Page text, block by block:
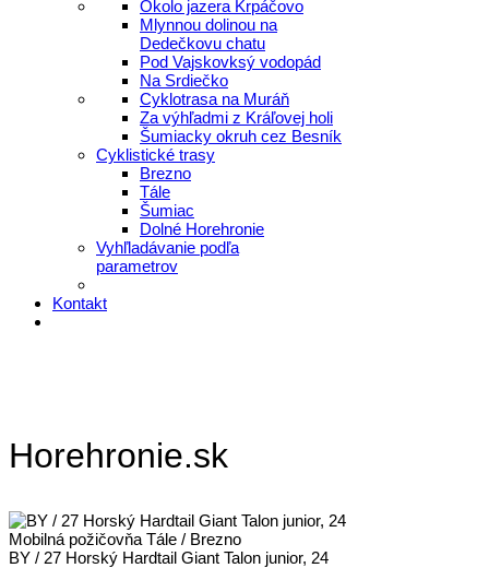
Okolo jazera Krpáčovo
Mlynnou dolinou na
Dedečkovu chatu
Pod Vajskovksý vodopád
Na Srdiečko
Cyklotrasa na Muráň
Za výhľadmi z Kráľovej holi
Šumiacky okruh cez Besník
Cyklistické trasy
Brezno
Tále
Šumiac
Dolné Horehronie
Vyhľladávanie podľa
parametrov
Kontakt
Horehronie.sk
Mobilná požičovňa Tále / Brezno
BY / 27 Horský Hardtail Giant Talon junior, 24